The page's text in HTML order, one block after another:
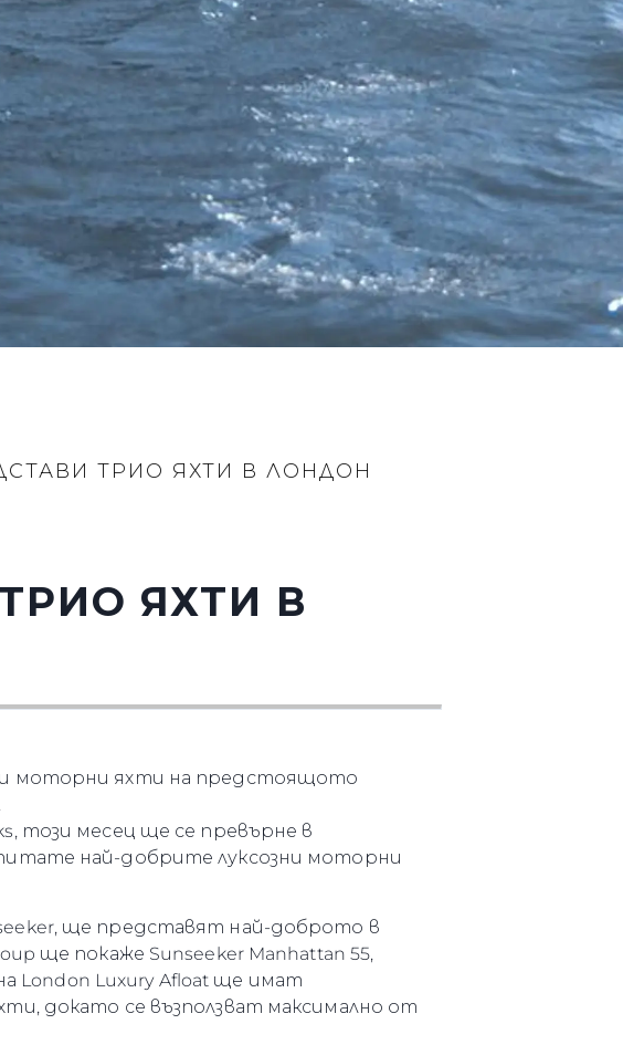
ТРИО ЯХТИ В ЛОНДОН
ЯХТИ В
моторни яхти на предстоящото
този месец ще се превърне в
най-добрите луксозни моторни
ще представят най-доброто в
ще покаже Sunseeker Manhattan 55,
London Luxury Afloat ще имат
докато се възползват максимално от